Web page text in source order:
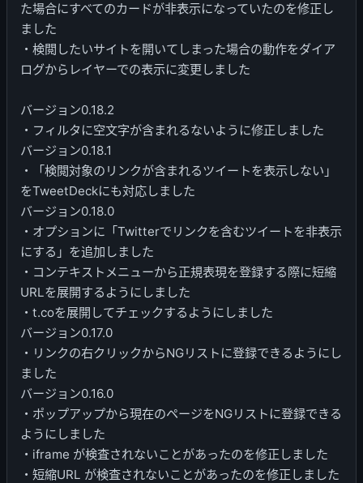
た場合にすべてのカードが非表示になっていたのを修正し
ました
・検閲したいサイトを開いてしまった場合の動作をダイア
ログからレイヤーでの表示に変更しました
バージョン0.18.2
・フィルタに空文字が含まれるないように修正しました
バージョン0.18.1
・「検閲対象のリンクが含まれるツイートを表示しない」
をTweetDeckにも対応しました
バージョン0.18.0
・オプションに「Twitterでリンクを含むツイートを非表示
にする」を追加しました
・コンテキストメニューから正規表現を登録する際に短縮
URLを展開するようにしました
・t.coを展開してチェックするようにしました
バージョン0.17.0
・リンクの右クリックからNGリストに登録できるようにし
ました
バージョン0.16.0
・ポップアップから現在のページをNGリストに登録できる
ようにしました
・iframe が検査されないことがあったのを修正しました
・短縮URL が検査されないことがあったのを修正しました